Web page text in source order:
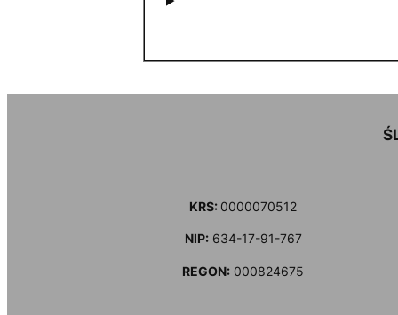
KRS: 0000070512
NIP:634-17-91-767
REGON: 000824675